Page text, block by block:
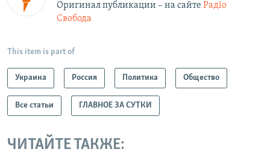
Оригинал публикации – на сайте Радіо
Свобода
This item is part of
Украина Россия Политика Общество
Все статьи ГЛАВНОЕ ЗА СУТКИ
ЧИТАЙТЕ ТАКЖЕ: